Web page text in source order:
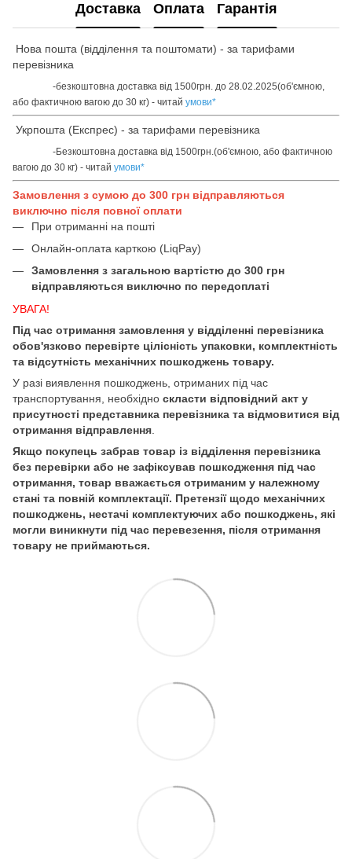
Доставка Оплата Гарантія
Нова пошта (відділення та поштомати) - за тарифами
перевізника
-безкоштовна доставка від 1500грн. до 28.02.2025(об'ємною,
або фактичною вагою до 30 кг) - читай умови*
Укрпошта (Експрес) - за тарифами перевізника
-Безкоштовна доставка від 1500грн.(об'ємною, або фактичною
вагою до 30 кг) - читай умови*
Замовлення з сумою до 300 грн відправляються
виключно після повної оплати
При отриманні на пошті
Онлайн-оплата карткою (LiqPay)
Замовлення з загальною вартістю до 300 грн
відправляються виключно по передоплаті
УВАГА!
Під час отримання замовлення у відділенні перевізника
обов'язково перевірте цілісність упаковки, комплектність
та відсутність механічних пошкоджень товару.
У разі виявлення пошкоджень, отриманих під час
транспортування, необхідно скласти відповідний акт у
присутності представника перевізника та відмовитися від
отримання відправлення
Якщо покупець забрав товар із відділення перевізника
без перевірки або не зафіксував пошкодження під час
отримання, товар вважається отриманим у належному
стані та повній комплектації. Претензії щодо механічних
пошкоджень, нестачі комплектуючих або пошкоджень, які
могли виникнути під час перевезення, після отримання
товару не приймаються.